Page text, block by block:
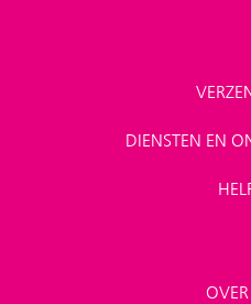
DIENSTEN EN